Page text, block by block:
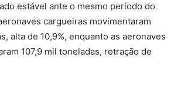
estável ante o mesmo período do
cargueiras movimentaram
alta de 10,9%, enquanto as aeronaves
107,9 mil toneladas, retração de